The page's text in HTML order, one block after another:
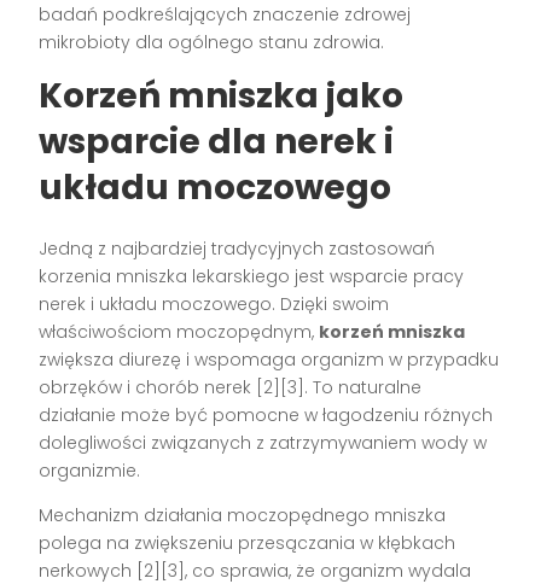
badań podkreślających znaczenie zdrowej
mikrobioty dla ogólnego stanu zdrowia.
Korzeń mniszka jako
wsparcie dla nerek i
układu moczowego
Jedną z najbardziej tradycyjnych zastosowań
korzenia mniszka lekarskiego jest wsparcie pracy
nerek i układu moczowego. Dzięki swoim
właściwościom moczopędnym, korzeń mniszka
zwiększa diurezę i wspomaga organizm w przypadku
obrzęków i chorób nerek [2][3]. To naturalne
działanie może być pomocne w łagodzeniu różnych
dolegliwości związanych z zatrzymywaniem wody w
organizmie.
Mechanizm działania moczopędnego mniszka
polega na zwiększeniu przesączania w kłębkach
nerkowych [2][3], co sprawia, że organizm wydala